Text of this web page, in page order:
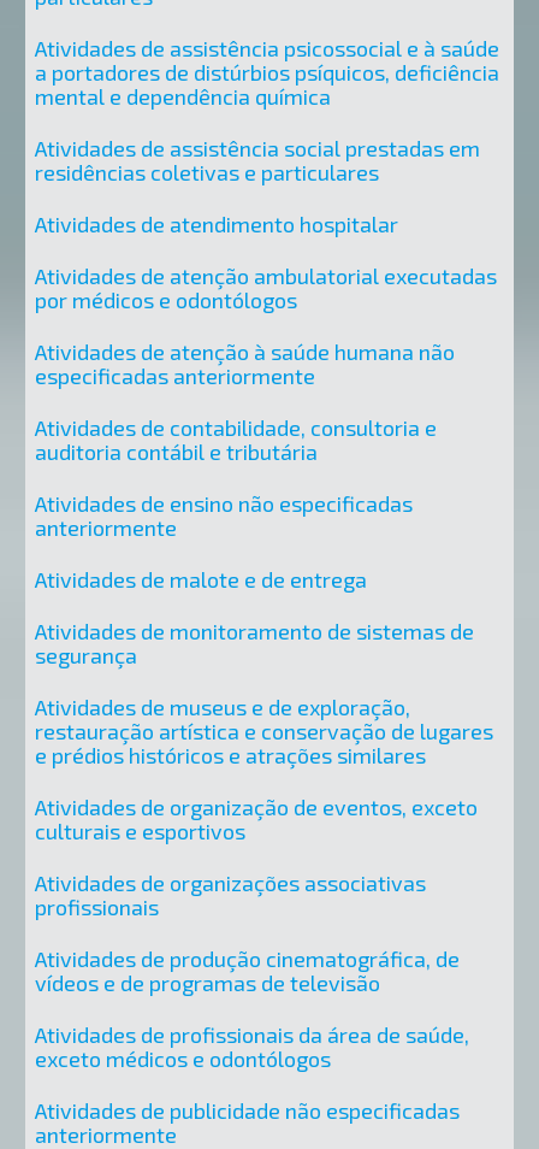
Atividades de assistência psicossocial e à saúde
a portadores de distúrbios psíquicos, deficiência
mental e dependência química
Atividades de assistência social prestadas em
residências coletivas e particulares
Atividades de atendimento hospitalar
Atividades de atenção ambulatorial executadas
por médicos e odontólogos
Atividades de atenção à saúde humana não
especificadas anteriormente
Atividades de contabilidade, consultoria e
auditoria contábil e tributária
Atividades de ensino não especificadas
anteriormente
Atividades de malote e de entrega
Atividades de monitoramento de sistemas de
segurança
Atividades de museus e de exploração,
restauração artística e conservação de lugares
e prédios históricos e atrações similares
Atividades de organização de eventos, exceto
culturais e esportivos
Atividades de organizações associativas
profissionais
Atividades de produção cinematográfica, de
vídeos e de programas de televisão
Atividades de profissionais da área de saúde,
exceto médicos e odontólogos
Atividades de publicidade não especificadas
anteriormente